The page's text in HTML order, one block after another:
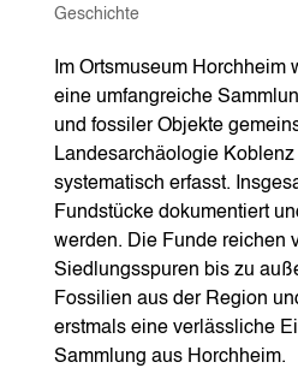
Geschichte
Im Ortsmuseum Horchheim
eine umfangreiche
und fossiler Objekte
Landesarchäologie
systematisch erfasst.
Fundstücke dokumentiert
werden. Die Funde reichen
Siedlungsspuren bis zu
Fossilien aus der Region
erstmals eine verlässliche
Sammlung aus Horchheim.